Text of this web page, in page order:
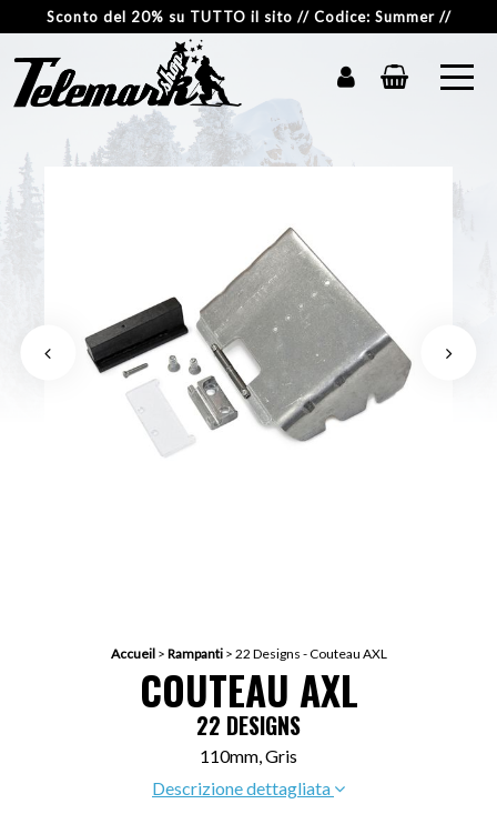
Sconto del 20% su TUTTO il sito // Codice: Summer //
Accueil> Rampanti> 22 Designs - Couteau AXL
COUTEAU AXL
22 DESIGNS
110mm, Gris
Descrizione dettagliata